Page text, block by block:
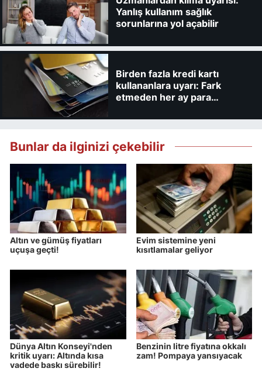
Yanlış kullanım sağlık
sorunlarına yol açabilir
Birden fazla kredi kartı
kullananlara uyarı: Fark
etmeden her ay para
Bunlar da ilginizi çekebilir
Altın ve gümüş fiyatları
uçuşa geçti!
Evim sistemine yeni
kısıtlamalar geliyor
Dünya Altın Konseyi'nden
kritik uyarı: Altında kısa
vadede baskı sürebilir!
Benzinin litre fiyatına okkalı
zam! Pompaya yansıyacak